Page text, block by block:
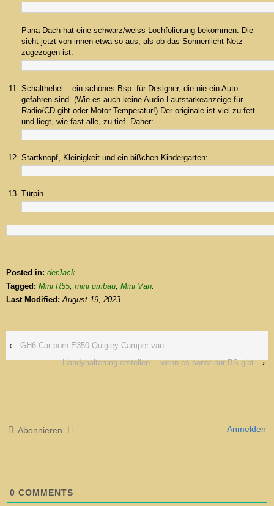
Pana-Dach hat eine schwarz/weiss Lochfolierung bekommen. Die
sieht jetzt von innen etwa so aus, als ob das Sonnenlicht Netz
zugezogen ist.
Schalthebel – ein schönes Bsp. für Designer, die nie ein Auto
gefahren sind. (Wie es auch keine Audio Lautstärkeanzeige für
Radio/CD gibt oder Motor Temperatur!) Der originale ist viel zu fett
und liegt, wie fast alle, zu tief. Daher:
Startknopf, Kleinigkeit und ein bißchen Kindergarten:
Türpin
Posted in: derJack.
Tagged: Mini R55, mini umbau, Mini Van.
Last Modified:August 19, 2023
‹
GH6 Car porn E350 Quigley Camper van
Handyhalterung erstellen… wenn es sonst nur BS gibt
›
Abonnieren Anmelden
0 COMMENTS